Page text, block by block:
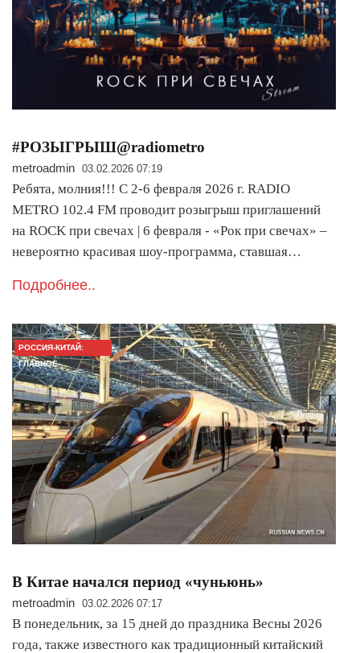
#РОЗЫГРЫШ@radiometro
metroadmin 03.02.2026 07:19
Ребята, молния!!! С 2-6 февраля 2026 г. RADIO
METRO 102.4 FM проводит розыгрыш приглашений
на ROCK при свечах | 6 февраля - «Рок при свечах» –
невероятно красивая шоу-программа, ставшая…
Подробнее..
РОССИЯ-КИТАЙ:
ГЛАВНОЕ
В Китае начался период «чуньюнь»
metroadmin 03.02.2026 07:17
В понедельник, за 15 дней до праздника Весны 2026
года, также известного как традиционный китайский